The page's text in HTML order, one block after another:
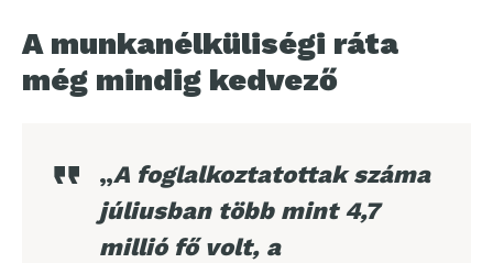
A munkanélküliségi ráta
még mindig kedvező
„A foglalkoztatottak száma
júliusban több mint 4,7
millió fő volt, a